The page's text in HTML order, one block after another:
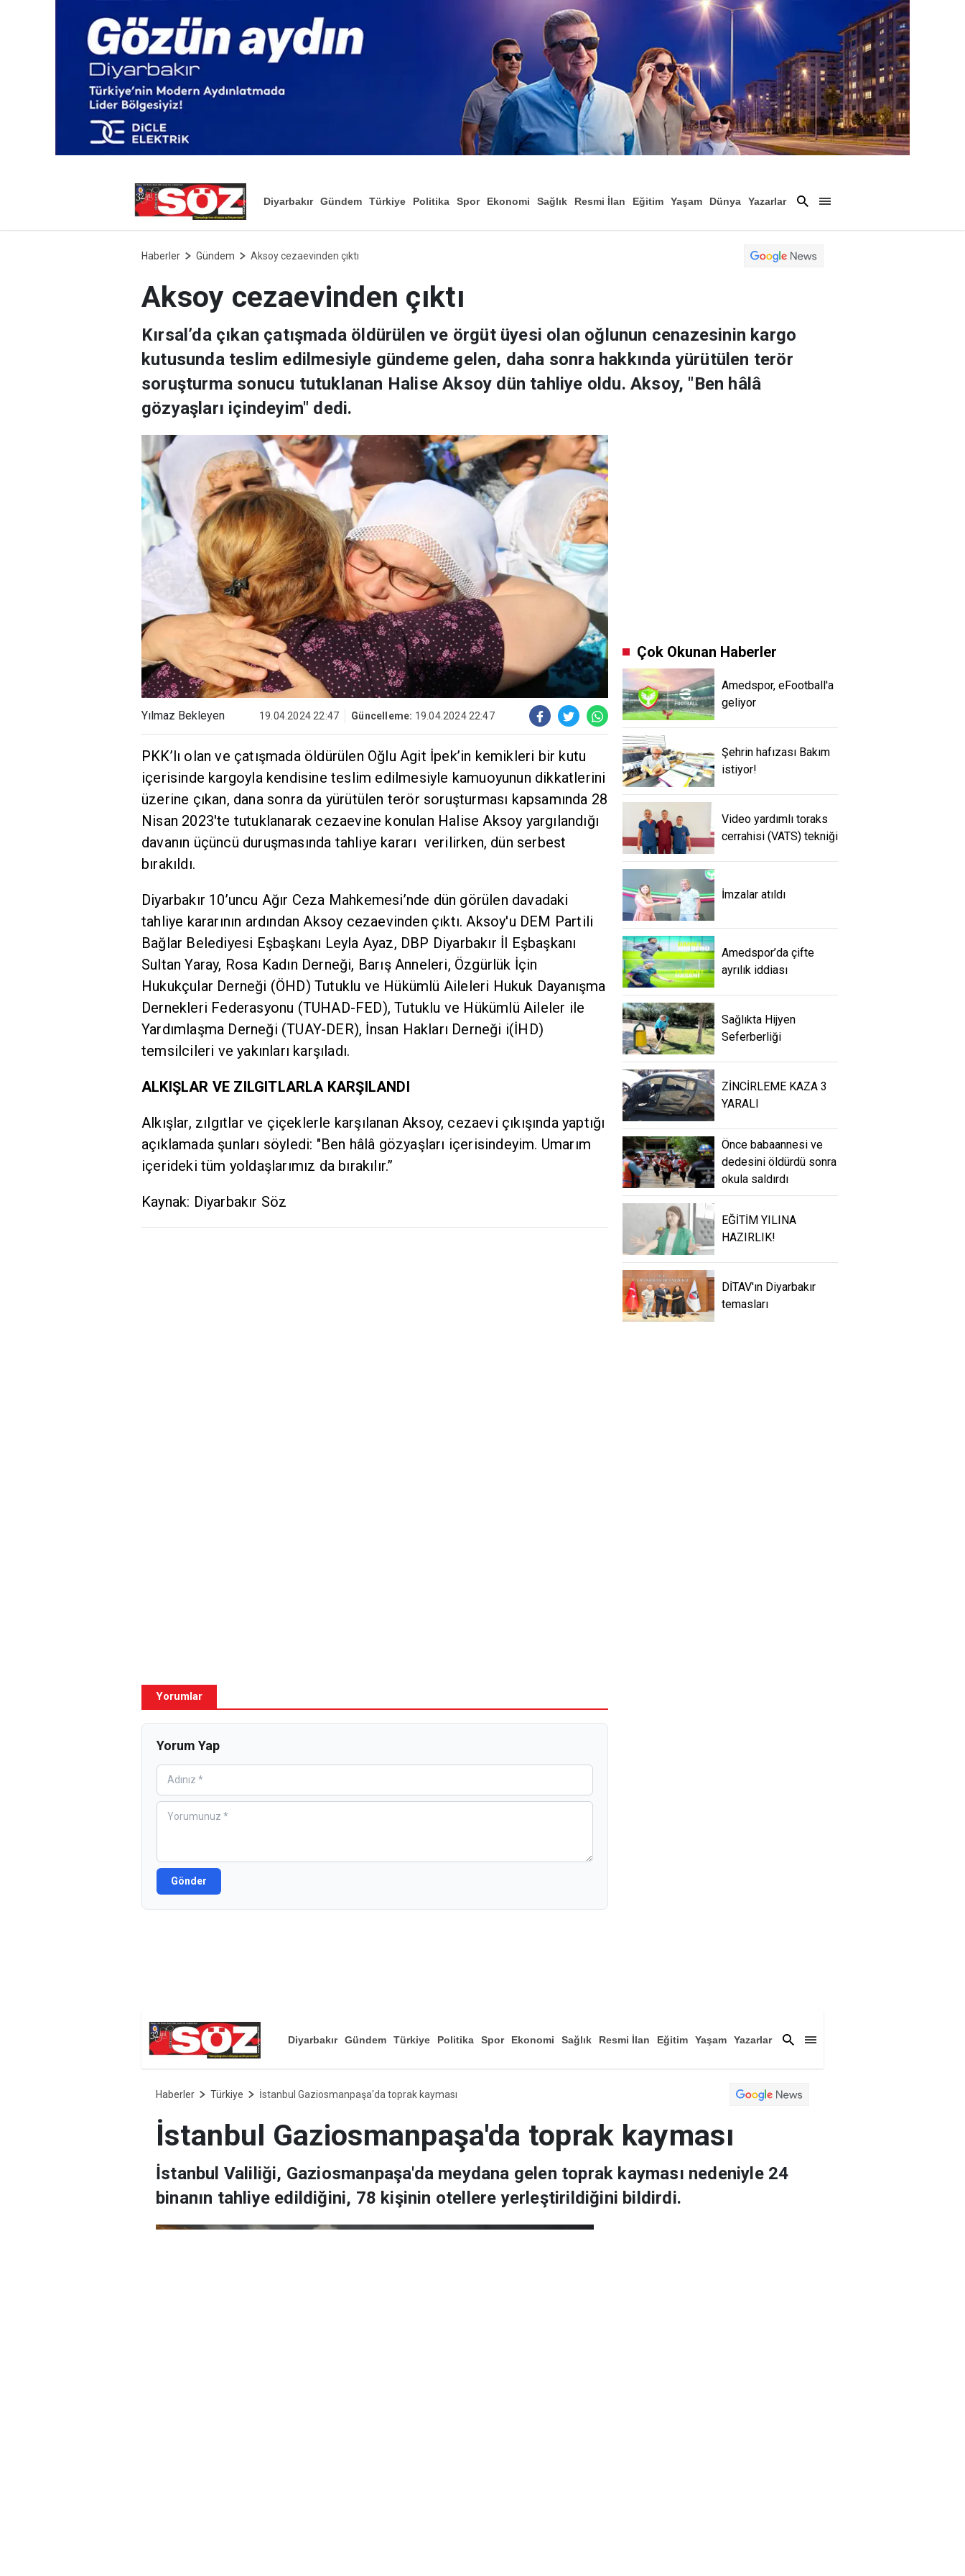
Diyarbakır Gündem Türkiye Politika Spor Ekonomi Sağlık Resmi İlan Eğitim Yaşam
Dünya
Yazarlar
Haberler Gündem Aksoy cezaevinden çıktı
Aksoy cezaevinden çıktı
Kırsal’da çıkan çatışmada öldürülen ve örgüt üyesi olan oğlunun cenazesinin kargo
kutusunda teslim edilmesiyle gündeme gelen, daha sonra hakkında yürütülen terör
soruşturma sonucu tutuklanan Halise Aksoy dün tahliye oldu. Aksoy, "Ben hâlâ
gözyaşları içindeyim" dedi.
Yılmaz Bekleyen 19.04.2024 22:47 Güncelleme: 19.04.2024 22:47
PKK’lı olan ve çatışmada öldürülen Oğlu Agit İpek’in kemikleri bir kutu
içerisinde kargoyla kendisine teslim edilmesiyle kamuoyunun dikkatlerini
üzerine çıkan, dana sonra da yürütülen terör soruşturması kapsamında 28
Nisan 2023'te tutuklanarak cezaevine konulan Halise Aksoy yargılandığı
davanın üçüncü duruşmasında tahliye kararı verilirken, dün serbest
bırakıldı.
Diyarbakır 10’uncu Ağır Ceza Mahkemesi’nde dün görülen davadaki
tahliye kararının ardından Aksoy cezaevinden çıktı. Aksoy'u DEM Partili
Bağlar Belediyesi Eşbaşkanı Leyla Ayaz, DBP Diyarbakır İl Eşbaşkanı
Sultan Yaray, Rosa Kadın Derneği, Barış Anneleri, Özgürlük İçin
Hukukçular Derneği (ÖHD) Tutuklu ve Hükümlü Aileleri Hukuk Dayanışma
Dernekleri Federasyonu (TUHAD-FED), Tutuklu ve Hükümlü Aileler ile
Yardımlaşma Derneği (TUAY-DER), İnsan Hakları Derneği i(İHD)
temsilcileri ve yakınları karşıladı.
ALKIŞLAR VE ZILGITLARLA KARŞILANDI
Alkışlar, zılgıtlar ve çiçeklerle karşılanan Aksoy, cezaevi çıkışında yaptığı
açıklamada şunları söyledi: "Ben hâlâ gözyaşları içerisindeyim. Umarım
içerideki tüm yoldaşlarımız da bırakılır.”
Kaynak: Diyarbakır Söz
Yorumlar
Yorum Yap
Gönder
Çok Okunan Haberler
Amedspor, eFootball'a
geliyor
Şehrin hafızası Bakım
istiyor!
Video yardımlı toraks
cerrahisi (VATS) tekniği
İmzalar atıldı
Amedspor’da çifte
ayrılık iddiası
Sağlıkta Hijyen
Seferberliği
ZİNCİRLEME KAZA 3
YARALI
Önce babaannesi ve
dedesini öldürdü sonra
okula saldırdı
EĞİTİM YILINA
HAZIRLIK!
DİTAV'ın Diyarbakır
temasları
Haberler Türkiye İstanbul Gaziosmanpaşa'da toprak kayması
İstanbul Gaziosmanpaşa'da toprak kayması
İstanbul Valiliği, Gaziosmanpaşa'da meydana gelen toprak kayması nedeniyle 24